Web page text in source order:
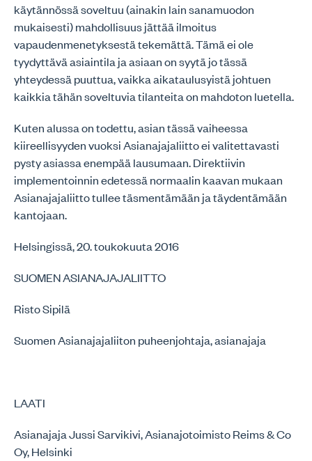
käytännössä soveltuu (ainakin lain sanamuodon
mukaisesti) mahdollisuus jättää ilmoitus
vapaudenmenetyksestä tekemättä. Tämä ei ole
tyydyttävä asiaintila ja asiaan on syytä jo tässä
yhteydessä puuttua, vaikka aikataulusyistä johtuen
kaikkia tähän soveltuvia tilanteita on mahdoton luetella.
Kuten alussa on todettu, asian tässä vaiheessa
kiireellisyyden vuoksi Asianajajaliitto ei valitettavasti
pysty asiassa enempää lausumaan. Direktiivin
implementoinnin edetessä normaalin kaavan mukaan
Asianajajaliitto tullee täsmentämään ja täydentämään
kantojaan.
Helsingissä, 20. toukokuuta 2016
SUOMEN ASIANAJAJALIITTO
Risto Sipilä
Suomen Asianajajaliiton puheenjohtaja, asianajaja
LAATI
Asianajaja Jussi Sarvikivi, Asianajotoimisto Reims & Co
Oy, Helsinki